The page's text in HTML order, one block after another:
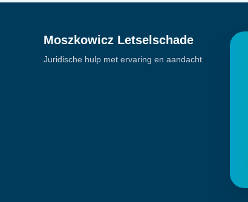
Moszkowicz Letselschade
Juridische hulp met ervaring en aandacht